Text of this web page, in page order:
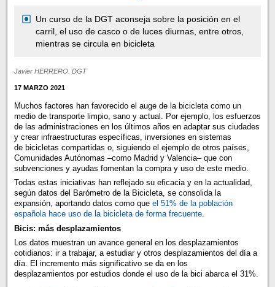
Un curso de la DGT aconseja sobre la posición en el
carril, el uso de casco o de luces diurnas, entre otros,
mientras se circula en bicicleta
Javier HERRERO. DGT
17 MARZO 2021
Muchos factores han favorecido el auge de la bicicleta como un
medio de transporte limpio, sano y actual. Por ejemplo, los esfuerzos
de las administraciones en los últimos años en adaptar sus ciudades
y crear infraestructuras específicas, inversiones en sistemas
de bicicletas compartidas o, siguiendo el ejemplo de otros países,
Comunidades Autónomas –como Madrid y Valencia– que con
subvenciones y ayudas fomentan la compra y uso de este medio.
Todas estas iniciativas han reflejado su eficacia y en la actualidad,
según datos del Barómetro de la Bicicleta, se consolida la
expansión, aportando datos como que el 51% de la población
española hace uso de la bicicleta de forma frecuente.
Bicis: más desplazamientos
Los datos muestran un avance general en los desplazamientos
cotidianos: ir a trabajar, a estudiar y otros desplazamientos del día a
día. El incremento más significativo se da en los
desplazamientos por estudios donde el uso de la bici abarca el 31%.